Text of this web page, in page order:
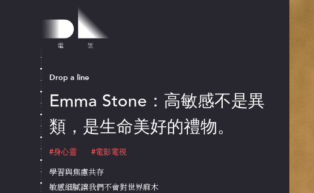
Drop a line
Emma Stone：高敏感不是異
類，是生命美好的禮物。
#身心靈 #電影電視
學習與焦慮共存
敏感細膩讓我們不會對世界麻木